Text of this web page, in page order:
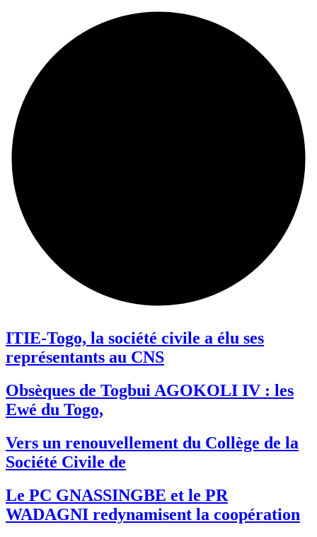
ITIE-Togo, la société civile a élu ses
représentants au CNS
Obsèques de Togbui AGOKOLI IV : les
Ewé du Togo,
Vers un renouvellement du Collège de la
Société Civile de
Le PC GNASSINGBE et le PR
WADAGNI redynamisent la coopération